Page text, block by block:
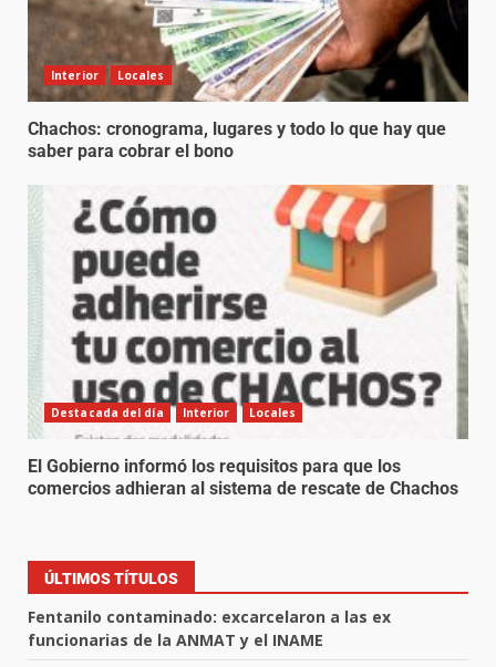
Interior Locales
Chachos: cronograma, lugares y todo lo que hay que
saber para cobrar el bono
Destacada del día Interior Locales
El Gobierno informó los requisitos para que los
comercios adhieran al sistema de rescate de Chachos
ÚLTIMOS TÍTULOS
Fentanilo contaminado: excarcelaron a las ex
funcionarias de la ANMAT y el INAME